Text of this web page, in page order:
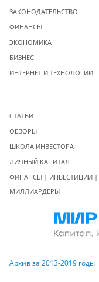
ЗАКОНОДАТЕЛЬСТВО
ФИНАНСЫ
ЭКОНОМИКА
БИЗНЕС
ИНТЕРНЕТ И ТЕХНОЛОГИИ
СТАТЬИ
ОБЗОРЫ
ШКОЛА ИНВЕСТОРА
ЛИЧНЫЙ КАПИТАЛ
ФИНАНСЫ | ИНВЕСТИЦИИ |
МИЛЛИАРДЕРЫ
Архив за 2013-2019 годы